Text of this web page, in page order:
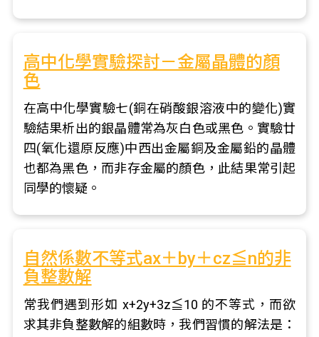
高中化學實驗探討－金屬晶體的顏
色
在高中化學實驗七(銅在硝酸銀溶液中的變化)實
驗結果析出的銀晶體常為灰白色或黑色。實驗廿
四(氧化還原反應)中西出金屬銅及金屬鉛的晶體
也都為黑色，而非存金屬的顏色，此結果常引起
同學的懷疑。
自然係數不等式ax＋by＋cz≦n的非
負整數解
常我們遇到形如 x+2y+3z≦10 的不等式，而欲
求其非負整數解的組數時，我們習慣的解法是：